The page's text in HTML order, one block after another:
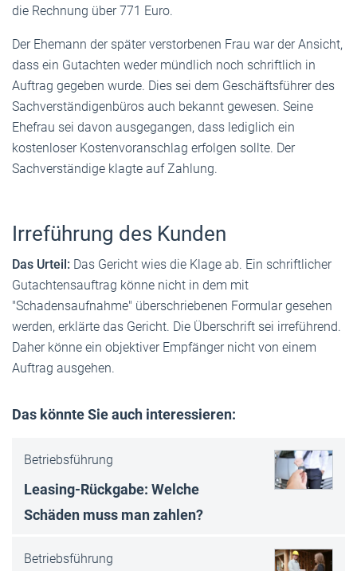
die Rechnung über 771 Euro.
Der Ehemann der später verstorbenen Frau war der Ansicht,
dass ein Gutachten weder mündlich noch schriftlich in
Auftrag gegeben wurde. Dies sei dem Geschäftsführer des
Sachverständigenbüros auch bekannt gewesen. Seine
Ehefrau sei davon ausgegangen, dass lediglich ein
kostenloser Kostenvoranschlag erfolgen sollte. Der
Sachverständige klagte auf Zahlung.
Irreführung des Kunden
Das Urteil: Das Gericht wies die Klage ab. Ein schriftlicher
Gutachtensauftrag könne nicht in dem mit
"Schadensaufnahme" überschriebenen Formular gesehen
werden, erklärte das Gericht. Die Überschrift sei irreführend.
Daher könne ein objektiver Empfänger nicht von einem
Auftrag ausgehen.
Das könnte Sie auch interessieren:
Betriebsführung
Leasing-Rückgabe: Welche
Schäden muss man zahlen?
Betriebsführung